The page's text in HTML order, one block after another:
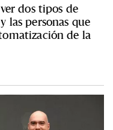
dos tipos de
las personas que
de la